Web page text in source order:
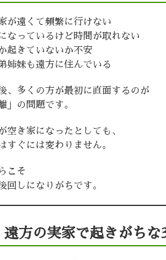
が遠くて頻繁に行けない
なっているけど時間が取れない
起きていないか不安
姉妹も遠方に住んでいる
、多くの方が最初に直面するのが
」の問題です。
空き家になったとしても、
すぐには変わりません。
こそ
回しになりがちです。
遠方の実家で起きがちな